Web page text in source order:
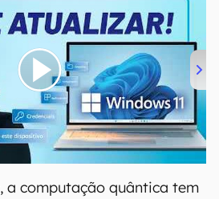
a computação quântica tem